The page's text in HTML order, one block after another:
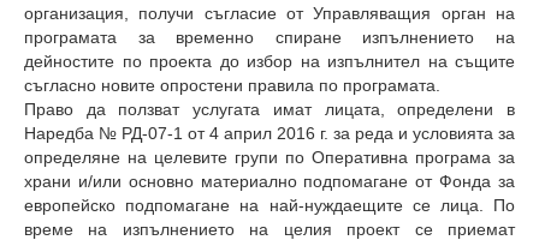
организация, получи съгласие от Управляващия орган на
програмата за временно спиране изпълнението на
дейностите по проекта до избор на изпълнител на същите
съгласно новите опростени правила по програмата.
Право да ползват услугата имат лицата, определени в
Наредба № РД-07-1 от 4 април 2016 г. за реда и условията за
определяне на целевите групи по Оперативна програма за
храни и/или основно материално подпомагане от Фонда за
европейско подпомагане на най-нуждаещите се лица. По
време на изпълнението на целия проект се приемат